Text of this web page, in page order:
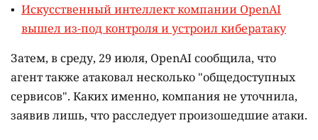
Искусственный интеллект компании OpenAI
вышел из-под контроля и устроил кибератаку
Затем, в среду, 29 июля, OpenAI сообщила, что
агент также атаковал несколько "общедоступных
сервисов". Каких именно, компания не уточнила,
заявив лишь, что расследует произошедшие атаки.